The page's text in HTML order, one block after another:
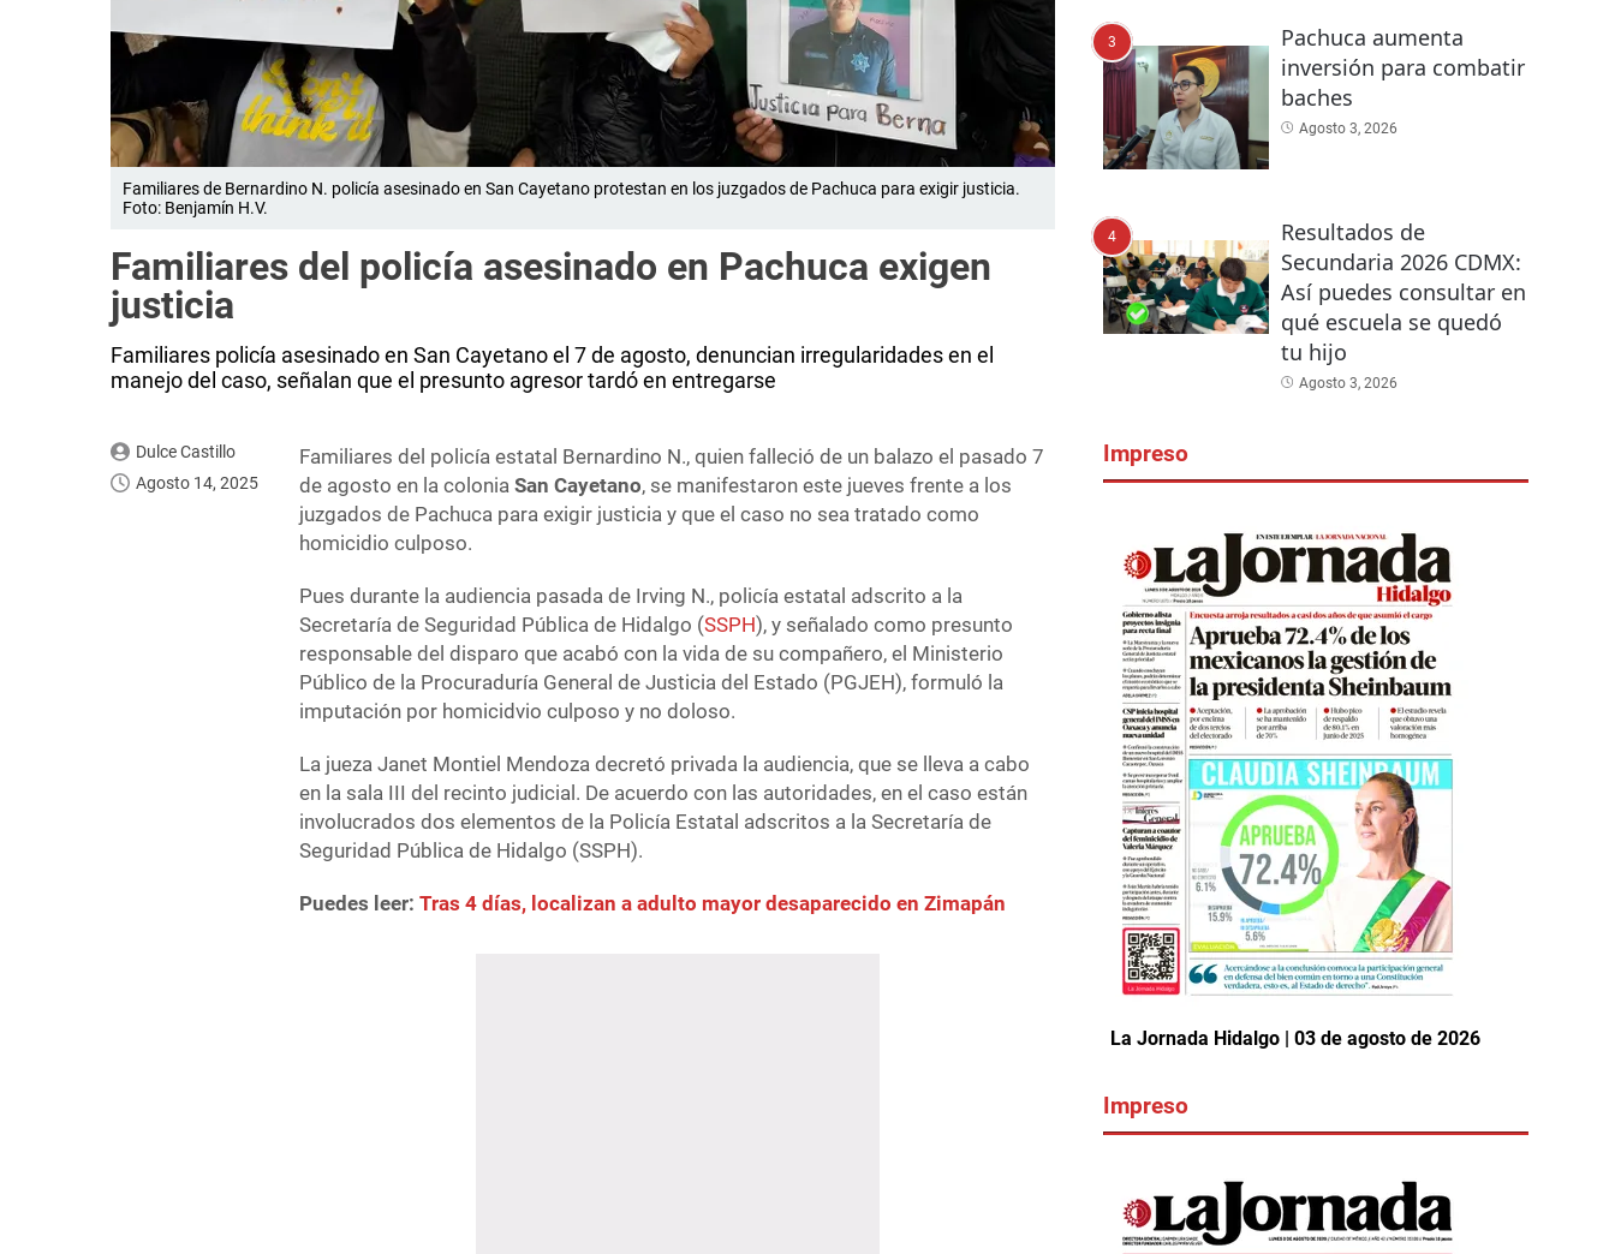
Familiares de Bernardino N. policía asesinado en San Cayetano protestan en los juzgados de Pachuca para exigir justicia.
Foto: Benjamín H.V.
Familiares del policía asesinado en Pachuca exigen
justicia
Familiares policía asesinado en San Cayetano el 7 de agosto, denuncian irregularidades en el
manejo del caso, señalan que el presunto agresor tardó en entregarse
Dulce Castillo
Agosto 14, 2025
Familiares del policía estatal Bernardino N., quien falleció de un balazo el pasado 7
de agosto en la coloniaSan Cayetano, se manifestaron este jueves frente a los
juzgados de Pachuca para exigir justicia y que el caso no sea tratado como
homicidio culposo.
Pues durante la audiencia pasada de Irving N., policía estatal adscrito a la
Secretaría de Seguridad Pública de Hidalgo (SSPH), y señalado como presunto
responsable del disparo que acabó con la vida de su compañero, el Ministerio
Público de la Procuraduría General de Justicia del Estado (PGJEH), formuló la
imputación por homicidvio culposo y no doloso.
La jueza Janet Montiel Mendoza decretó privada la audiencia, que se lleva a cabo
en la sala III del recinto judicial. De acuerdo con las autoridades, en el caso están
involucrados dos elementos de la Policía Estatal adscritos a la Secretaría de
Seguridad Pública de Hidalgo (SSPH).
Puedes leer:Tras 4 días, localizan a adulto mayor desaparecido en Zimapán
3
Pachuca aumenta
inversión para combatir
baches
Agosto 3, 2026
4
Resultados de
Secundaria 2026 CDMX:
Así puedes consultar en
qué escuela se quedó
tu hijo
Agosto 3, 2026
Impreso
La Jornada Hidalgo | 03 de agosto de 2026
Impreso